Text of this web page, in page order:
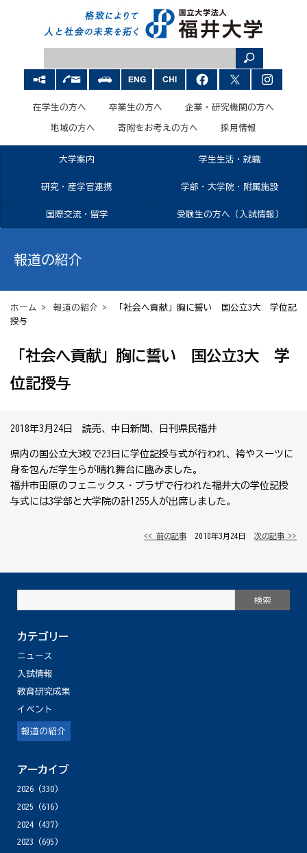
在学生の方へ 卒業生の方へ 企業・研究機関の方へ
地域の方へ 寄附をお考えの方へ 採用情報
大学案内 学生生活・就職
研究・産学官連携 学部・大学院・附属施設
国際交流・留学 受験生の方へ（入試情報）
報道の紹介
ホーム > 報道の紹介 > 「社会へ貢献」胸に誓い 国公立3大 学位記
授与
「社会へ貢献」胸に誓い 国公立3大 学
位記授与
2018年3月24日 読売、中日新聞、日刊県民福井
県内の国公立大3校で23日に学位記授与式が行われ、袴やスーツに
身を包んだ学生らが晴れ舞台に臨みました。
福井市田原のフェニックス・プラザで行われた福井大の学位記授
与式には3学部と大学院の計1255人が出席しました。
<< 前の記事 │ 2018年3月24日 │次の記事 >>
カテゴリー
ニュース
入試情報
教育研究成果
イベント
報道の紹介
アーカイブ
2026(330)
2025 (616)
2024(437)
2023 (695)